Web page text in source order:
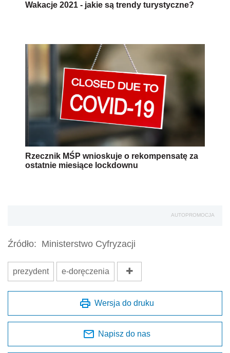
Wakacje 2021 - jakie są trendy turystyczne?
Rzecznik MŚP wnioskuje o rekompensatę za
ostatnie miesiące lockdownu
AUTOPROMOCJA
Źródło: Ministerstwo Cyfryzacji
prezydent e-doręczenia
Wersja do druku
Napisz do nas